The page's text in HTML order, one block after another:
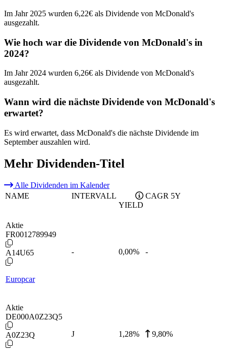
Im Jahr 2025 wurden 6,22€ als Dividende von McDonald's
ausgezahlt.
Wie hoch war die Dividende von McDonald's in
2024?
Im Jahr 2024 wurden 6,26€ als Dividende von McDonald's
ausgezahlt.
Wann wird die nächste Dividende von McDonald's
erwartet?
Es wird erwartet, dass McDonald's die nächste Dividende im
September auszahlen wird.
Mehr Dividenden-Titel
Alle Dividenden im Kalender
NAME
INTERVALL
YIELD
CAGR 5Y
Aktie
FR0012789949
A14U65
Europcar
- 0,00% -
Aktie
DE000A0Z23Q5
A0Z23Q J 1,28% 9,80%